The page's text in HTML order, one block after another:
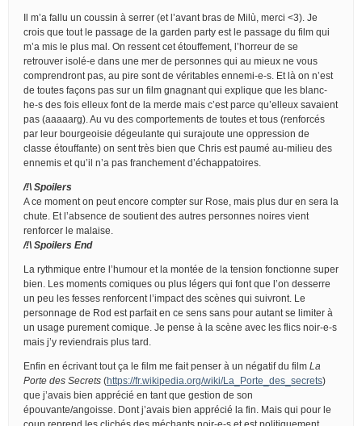
Il m’a fallu un coussin à serrer (et l’avant bras de Milù, merci <3). Je
crois que tout le passage de la garden party est le passage du film qui
m’a mis le plus mal. On ressent cet étouffement, l’horreur de se
retrouver isolé-e dans une mer de personnes qui au mieux ne vous
comprendront pas, au pire sont de véritables ennemi-e-s. Et là on n’est
de toutes façons pas sur un film gnagnant qui explique que les blanc-
he-s des fois elleux font de la merde mais c’est parce qu’elleux savaient
pas (aaaaarg). Au vu des comportements de toutes et tous (renforcés
par leur bourgeoisie dégeulante qui surajoute une oppression de
classe étouffante) on sent très bien que Chris est paumé au-milieu des
ennemis et qu’il n’a pas franchement d’échappatoires.
/!\ Spoilers
A ce moment on peut encore compter sur Rose, mais plus dur en sera la
chute. Et l’absence de soutient des autres personnes noires vient
renforcer le malaise.
/!\ Spoilers End
La rythmique entre l’humour et la montée de la tension fonctionne super
bien. Les moments comiques ou plus légers qui font que l’on desserre
un peu les fesses renforcent l’impact des scènes qui suivront. Le
personnage de Rod est parfait en ce sens sans pour autant se limiter à
un usage purement comique. Je pense à la scène avec les flics noir-e-s
mais j’y reviendrais plus tard.
Enfin en écrivant tout ça le film me fait penser à un négatif du film La
Porte des Secrets (https://fr.wikipedia.org/wiki/La_Porte_des_secrets)
que j’avais bien apprécié en tant que gestion de son
épouvante/angoisse. Dont j’avais bien apprécié la fin. Mais qui pour le